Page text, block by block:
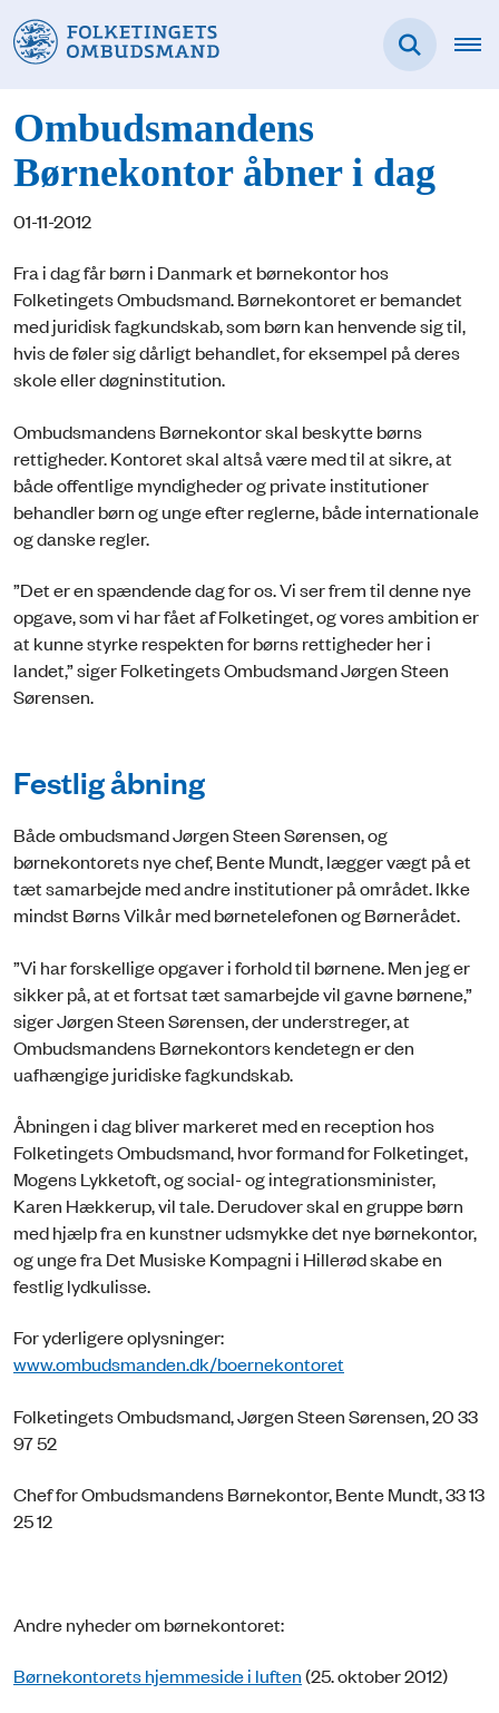
Ombudsmandens
Børnekontor åbner i dag
01-11-2012
Fra i dag får børn i Danmark et børnekontor hos
Folketingets Ombudsmand. Børnekontoret er bemandet
med juridisk fagkundskab, som børn kan henvende sig til,
hvis de føler sig dårligt behandlet, for eksempel på deres
skole eller døgninstitution.
Ombudsmandens Børnekontor skal beskytte børns
rettigheder. Kontoret skal altså være med til at sikre, at
både offentlige myndigheder og private institutioner
behandler børn og unge efter reglerne, både internationale
og danske regler.
”Det er en spændende dag for os. Vi ser frem til denne nye
opgave, som vi har fået af Folketinget, og vores ambition er
at kunne styrke respekten for børns rettigheder her i
landet,” siger Folketingets Ombudsmand Jørgen Steen
Sørensen.
Festlig åbning
Både ombudsmand Jørgen Steen Sørensen, og
børnekontorets nye chef, Bente Mundt, lægger vægt på et
tæt samarbejde med andre institutioner på området. Ikke
mindst Børns Vilkår med børnetelefonen og Børnerådet.
”Vi har forskellige opgaver i forhold til børnene. Men jeg er
sikker på, at et fortsat tæt samarbejde vil gavne børnene,”
siger Jørgen Steen Sørensen, der understreger, at
Ombudsmandens Børnekontors kendetegn er den
uafhængige juridiske fagkundskab.
Åbningen i dag bliver markeret med en reception hos
Folketingets Ombudsmand, hvor formand for Folketinget,
Mogens Lykketoft, og social- og integrationsminister,
Karen Hækkerup, vil tale. Derudover skal en gruppe børn
med hjælp fra en kunstner udsmykke det nye børnekontor,
og unge fra Det Musiske Kompagni i Hillerød skabe en
festlig lydkulisse.
For yderligere oplysninger:
www.ombudsmanden.dk/boernekontoret
Folketingets Ombudsmand, Jørgen Steen Sørensen, 20 33
97 52
Chef for Ombudsmandens Børnekontor, Bente Mundt, 33 13
25 12
Andre nyheder om børnekontoret:
Børnekontorets hjemmeside i luften(25. oktober 2012)